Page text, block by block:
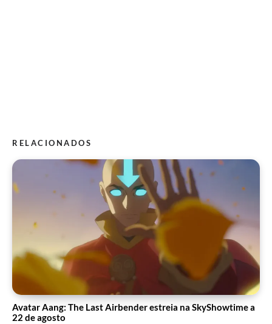
RELACIONADOS
Avatar Aang: The Last Airbender estreia na SkyShowtime a
22 de agosto